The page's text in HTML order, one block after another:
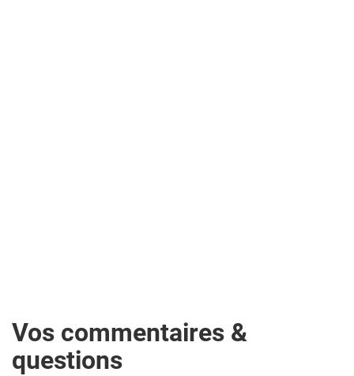
Vos commentaires &
questions